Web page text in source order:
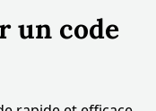
un code